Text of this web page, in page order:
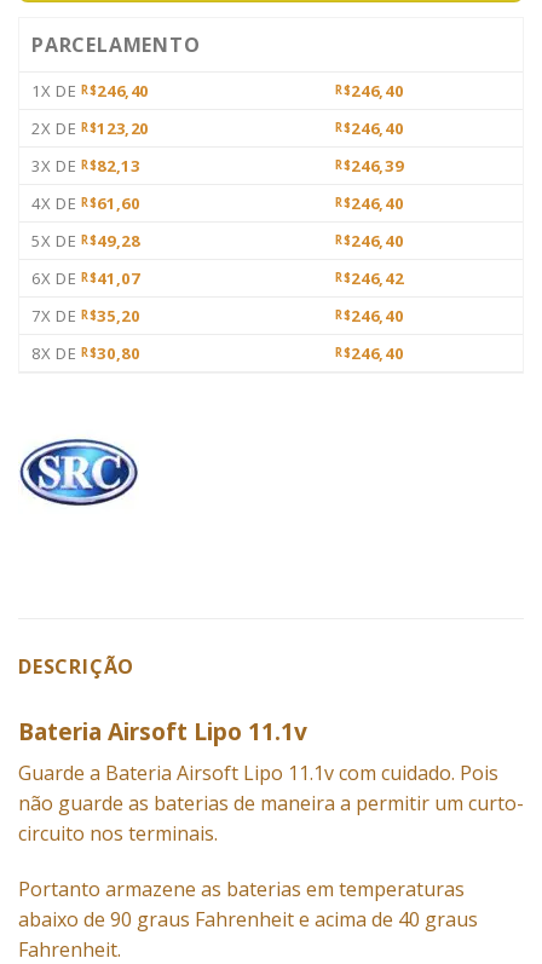
PARCELAMENTO
1X DE R$246,40 R$246,40
2X DE R$123,20 R$246,40
3X DE R$82,13 R$246,39
4X DE R$61,60 R$246,40
5X DE R$49,28 R$246,40
6X DE R$41,07 R$246,42
7X DE R$35,20 R$246,40
8X DE R$30,80 R$246,40
DESCRIÇÃO
Bateria Airsoft Lipo 11.1v
Guarde a Bateria Airsoft Lipo 11.1v com cuidado. Pois
não guarde as baterias de maneira a permitir um curto-
circuito nos terminais.
Portanto armazene as baterias em temperaturas
abaixo de 90 graus Fahrenheit e acima de 40 graus
Fahrenheit.